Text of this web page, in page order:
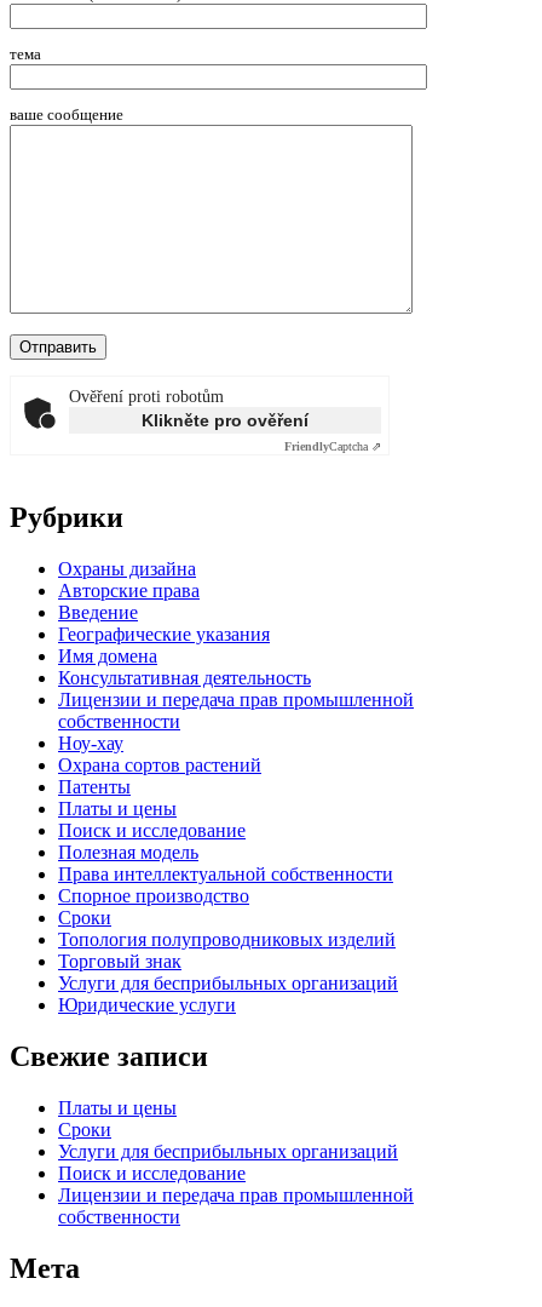
тема
ваше сообщение
Ověření proti robotům
Klikněte pro ověření
FriendlyCaptcha ⇗
Рубрики
Oхраны дизайна
Авторские права
Введение
Географические указания
Имя домена
Консультативная деятельность
Лицензии и передача прав промышленной
собственности
Ноу-хау
Охрана сортов растений
Патенты
Платы и цены
Поиск и исследование
Полезная модель
Права интеллектуальной собственности
Спорное производство
Сроки
Топология полупроводниковых изделий
Торговый знак
Услуги для беcприбыльных организаций
Юридические услуги
Свежие записи
Платы и цены
Сроки
Услуги для беcприбыльных организаций
Поиск и исследование
Лицензии и передача прав промышленной
собственности
Мета